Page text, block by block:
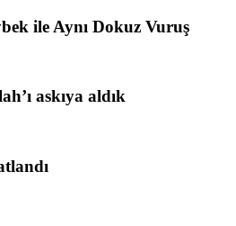
ile Aynı Dokuz Vuruş
askıya aldık